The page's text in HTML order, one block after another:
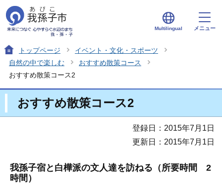
Multilingual メニュー
トップページ
イベント・文化・スポーツ
自然の中で楽しむ
おすすめ散策コース
おすすめ散策コース2
おすすめ散策コース2
登録日：2015年7月1日
更新日：2015年7月1日
我孫子宿と白樺派の文人達を訪ねる（所要時間 2
時間）